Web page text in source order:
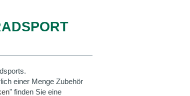
einer Menge Zubehör
" finden Sie eine